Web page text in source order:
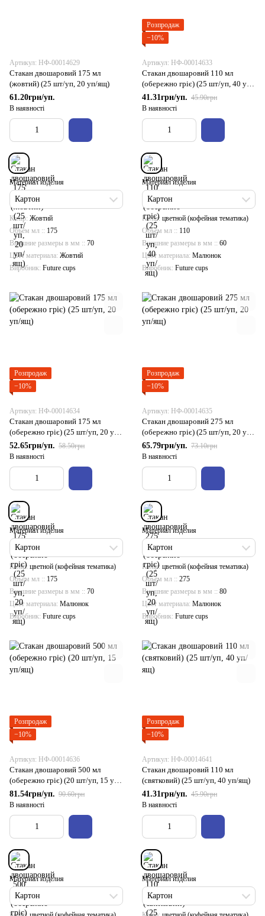
Артикул: НФ-00014629
Стакан двошаровий 175 мл
(жовтий) (25 шт/уп, 20 уп/ящ)
61.20грн/уп.
В наявності
Материал изделия
Картон
Колір Жовтий
Объём мл : 175
Внешние размеры в мм : 70
Цвет материала Жовтий
Виробник Future cups
Розпродаж
−10%
Артикул: НФ-00014633
Стакан двошаровий 110 мл
(обережно гріє) (25 шт/уп, 40 уп/
ящ)
41.31грн/уп. 45.90грн
В наявності
Материал изделия
Картон
Колір цветной (кофейная тематика)
Объём мл : 110
Внешние размеры в мм : 60
Цвет материала Малюнок
Виробник Future cups
Розпродаж
−10%
Артикул: НФ-00014634
Стакан двошаровий 175 мл
(обережно гріє) (25 шт/уп, 20 уп/
ящ)
52.65грн/уп. 58.50грн
В наявності
Материал изделия
Картон
Колір цветной (кофейная тематика)
Объём мл : 175
Внешние размеры в мм : 70
Цвет материала Малюнок
Виробник Future cups
Розпродаж
−10%
Артикул: НФ-00014635
Стакан двошаровий 275 мл
(обережно гріє) (25 шт/уп, 20 уп/
ящ)
65.79грн/уп. 73.10грн
В наявності
Материал изделия
Картон
Колір цветной (кофейная тематика)
Объём мл : 275
Внешние размеры в мм : 80
Цвет материала Малюнок
Виробник Future cups
Розпродаж
−10%
Артикул: НФ-00014636
Стакан двошаровий 500 мл
(обережно гріє) (20 шт/уп, 15 уп/
ящ)
81.54грн/уп. 90.60грн
В наявності
Материал изделия
Картон
Розпродаж
−10%
Артикул: НФ-00014641
Стакан двошаровий 110 мл
(святковий) (25 шт/уп, 40 уп/ящ)
41.31грн/уп. 45.90грн
В наявності
Материал изделия
Картон